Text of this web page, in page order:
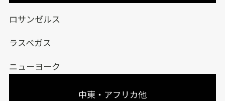
ロサンゼルス
ラスベガス
ニューヨーク
中東・アフリカ他